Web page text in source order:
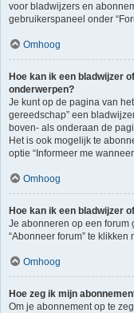
voor bladwijzers en
gebruikerspaneel onder
Omhoog
Hoe kan ik een bladwijzer
onderwerpen?
Je kunt op de pagina van
gereedschap” een
boven- als onderaan de
Het is ook mogelijk te
optie “Informeer me
Omhoog
Hoe kan ik een bladwijzer
Je abonneren op een forum
“Abonneer forum” te
Omhoog
Hoe zeg ik mijn
Om je abonnement op te